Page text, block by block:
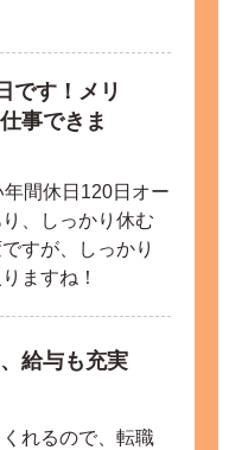
です！メリ
事できま
間休日120日オー
、しっかり休む
すが、しっかり
ますね！
給与も充実
れるので、転職